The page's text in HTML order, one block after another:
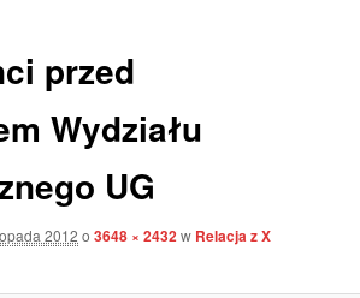
przed
Wydziału
UG
2012 o3648 × 2432w Relacja z X